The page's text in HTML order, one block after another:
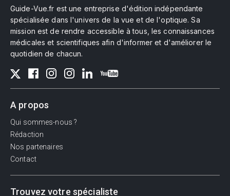
Guide-Vue.fr est une entreprise d'édition indépendante
spécialisée dans l'univers de la vue et de l'optique. Sa
mission est de rendre accessible à tous, les connaissances
médicales et scientifiques afin d'informer et d'améliorer le
quotidien de chacun.
A propos
Qui sommes-nous ?
Rédaction
Nos partenaires
Contact
Trouvez votre spécialiste